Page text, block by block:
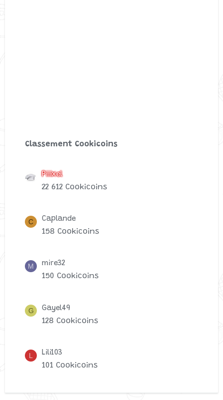
Classement Cookicoins
Piiixel
22 612 Cookicoins
C Caplande
158 Cookicoins
M mire32
150 Cookicoins
G Gayel49
128 Cookicoins
L Lili103
101 Cookicoins